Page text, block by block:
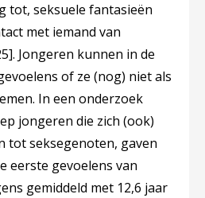
tot, seksuele fantasieën
met iemand van
. Jongeren kunnen in de
of ze (nog) niet als
In een onderzoek
jongeren die zich (ook)
tot seksegenoten, gaven
eerste gevoelens van
gemiddeld met 12,6 jaar